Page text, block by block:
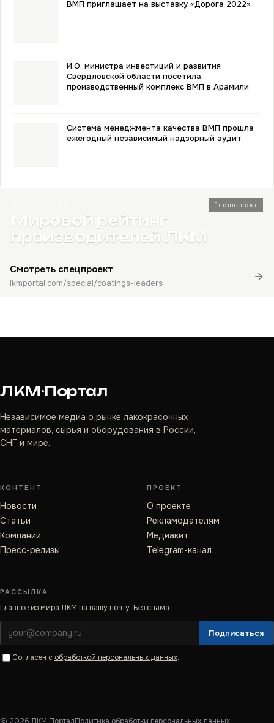
ВМП приглашает на выставку «Дорога 2022»
И.О. министра инвестиций и развития
Свердловской области посетила
производственный комплекс ВМП в Арамили
Система менеджмента качества ВМП прошла
ежегодный независимый надзорный аудит
Спецпроект
Мировой рейтинг
производителей ЛКМ
Смотреть спецпроект
lkmportal.com/special/coatings-leaders
ЛКМ·Портал
Независимое медиа о рынке лакокрасочных
материалов, сырья и оборудования в России,
СНГ и мире.
КОНТЕНТ
Новости
Статьи
Компании
Пресс-релизы
ПРОЕКТ
О проекте
Рекламодателям
Медиакит
Telegram-канал
РАССЫЛКА
Главное из мира ЛКМ на вашу почту. Без спама.
Подписаться
Согласен с обработкой персональных данных.